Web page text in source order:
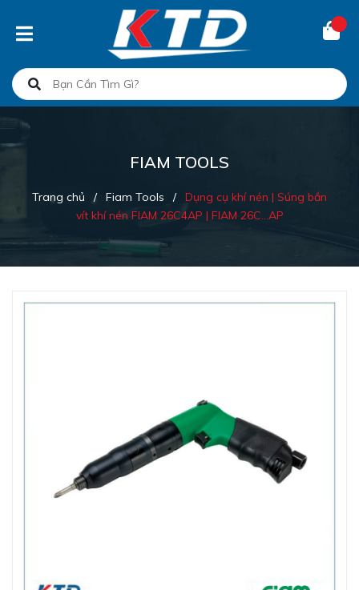
FIAM TOOLS
Trang chủ / Fiam Tools / Dụng cụ khí nén | Súng bắn
vít khí nén FIAM 26C4AP | FIAM 26C...AP